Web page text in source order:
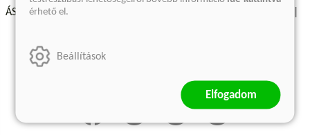
ÁSZF - Vásárlási feltételek
Szállítási információk
érhető el.
Beállítások
Elfogadom